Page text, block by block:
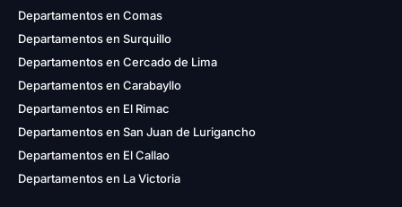
Departamentos en Comas
Departamentos en Surquillo
Departamentos en Cercado de Lima
Departamentos en Carabayllo
Departamentos en El Rimac
Departamentos en San Juan de Lurigancho
Departamentos en El Callao
Departamentos en La Victoria